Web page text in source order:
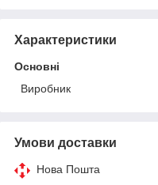
Характеристики
Основні
Виробник
Умови доставки
Нова Пошта